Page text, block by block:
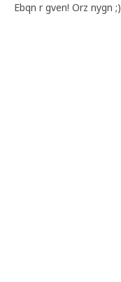
Ebqn r gven! Orz nygn